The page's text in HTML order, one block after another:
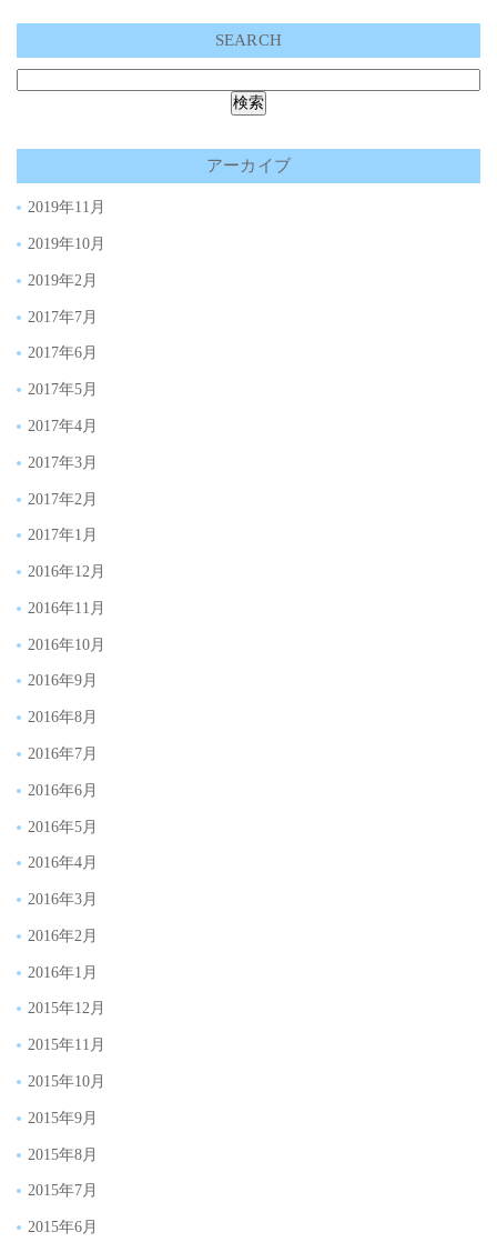
SEARCH
アーカイブ
2019年11月
2019年10月
2019年2月
2017年7月
2017年6月
2017年5月
2017年4月
2017年3月
2017年2月
2017年1月
2016年12月
2016年11月
2016年10月
2016年9月
2016年8月
2016年7月
2016年6月
2016年5月
2016年4月
2016年3月
2016年2月
2016年1月
2015年12月
2015年11月
2015年10月
2015年9月
2015年8月
2015年7月
2015年6月